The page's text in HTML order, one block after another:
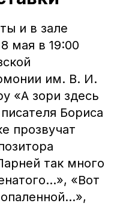
и в зале
мая в 19:00
им. В. И.
«А зори здесь
Бориса
прозвучат
так много
«Вот